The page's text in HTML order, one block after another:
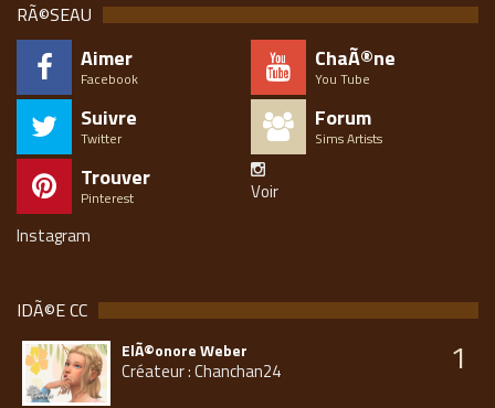
RÃ©SEAU
Aimer
Facebook
ChaÃ®ne
You Tube
Suivre
Twitter
Forum
Sims Artists
Trouver
Pinterest
Voir
Instagram
IDÃ©E CC
ElÃ©onore Weber
Créateur : Chanchan24 1